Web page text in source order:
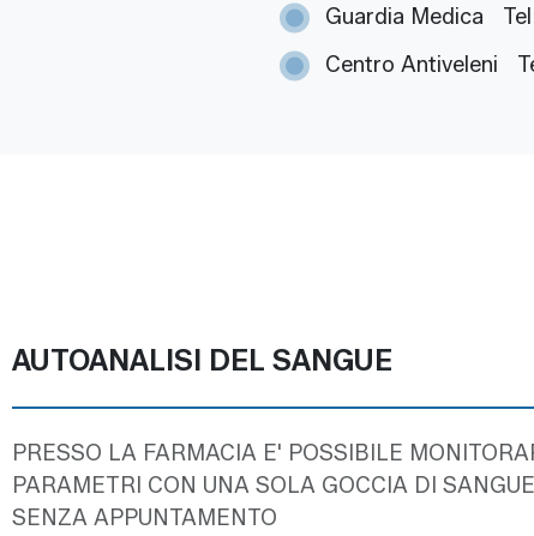
Guardia Medica
Centro Antiveleni
AUTOANALISI DEL SANGUE
PRESSO LA FARMACIA E' POSSIBILE
PARAMETRI CON UNA SOLA GOCCIA DI
SENZA APPUNTAMENTO